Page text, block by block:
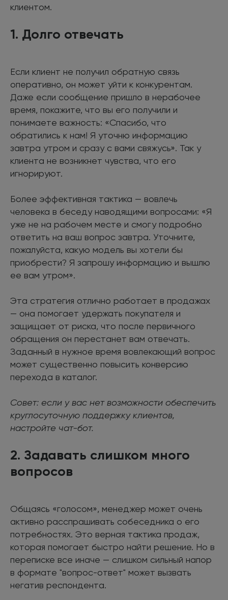
клиентом.
1. Долго отвечать
Если клиент не получил обратную связь
оперативно, он может уйти к конкурентам.
Даже если сообщение пришло в нерабочее
время, покажите, что вы его получили и
понимаете важность: «Спасибо, что
обратились к нам! Я уточню информацию
завтра утром и сразу с вами свяжусь». Так у
клиента не возникнет чувства, что его
игнорируют.
Более эффективная тактика — вовлечь
человека в беседу наводящими вопросами: «Я
уже не на рабочем месте и смогу подробно
ответить на ваш вопрос завтра. Уточните,
пожалуйста, какую модель вы хотели бы
приобрести? Я запрошу информацию и вышлю
ее вам утром».
Эта стратегия отлично работает в продажах
— она помогает удержать покупателя и
защищает от риска, что после первичного
обращения он перестанет вам отвечать.
Заданный в нужное время вовлекающий вопрос
может существенно повысить конверсию
перехода в каталог.
Совет: если у вас нет возможности обеспечить
круглосуточную поддержку клиентов,
настройте чат-бот.
2. Задавать слишком много
вопросов
Общаясь «голосом», менеджер может очень
активно расспрашивать собеседника о его
потребностях. Это верная тактика продаж,
которая помогает быстро найти решение. Но в
переписке все иначе — слишком сильный напор
в формате "вопрос-ответ" может вызвать
негатив респондента.